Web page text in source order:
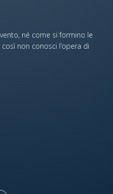
né come si formino le
non conosci l’opera di